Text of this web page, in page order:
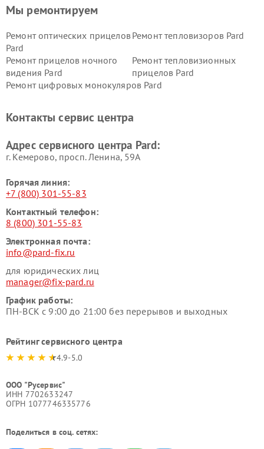
Мы ремонтируем
Ремонт оптических прицелов
Pard
Ремонт тепловизоров Pard
Ремонт прицелов ночного
видения Pard
Ремонт тепловизионных
прицелов Pard
Ремонт цифровых монокуляров Pard
Контакты сервис центра
Адрес сервисного центра Pard:
г. Кемерово, просп. Ленина, 59А
Горячая линия:
+7 (800) 301-55-83
Контактный телефон:
8 (800) 301-55-83
Электронная почта:
info@pard-fix.ru
для юридических лиц
manager@fix-pard.ru
График работы:
ПН-ВСК с 9:00 до 21:00 без перерывов и выходных
Рейтинг сервисного центра
4.9-5.0
ООО "Русервис"
ИНН 7702633247
ОГРН 1077746335776
Поделиться в соц. сетях: